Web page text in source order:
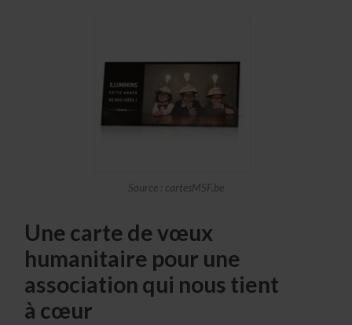
Source : cartesMSF.be
Une carte de vœux
humanitaire pour une
association qui nous tient
à cœur